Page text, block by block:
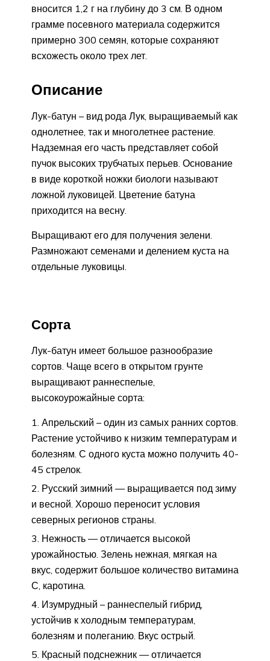
вносится 1,2 г на глубину до 3 см. В одном
грамме посевного материала содержится
примерно 300 семян, которые сохраняют
всхожесть около трех лет.
Описание
Лук-батун – вид рода Лук, выращиваемый как
однолетнее, так и многолетнее растение.
Надземная его часть представляет собой
пучок высоких трубчатых перьев. Основание
в виде короткой ножки биологи называют
ложной луковицей. Цветение батуна
приходится на весну.
Выращивают его для получения зелени.
Размножают семенами и делением куста на
отдельные луковицы.
Сорта
Лук-батун имеет большое разнообразие
сортов. Чаще всего в открытом грунте
выращивают раннеспелые,
высокоурожайные сорта:
Апрельский – один из самых ранних сортов.
Растение устойчиво к низким температурам и
болезням. С одного куста можно получить 40-
45 стрелок.
Русский зимний — выращивается под зиму
и весной. Хорошо переносит условия
северных регионов страны.
Нежность — отличается высокой
урожайностью. Зелень нежная, мягкая на
вкус, содержит большое количество витамина
С, каротина.
Изумрудный – раннеспелый гибрид,
устойчив к холодным температурам,
болезням и полеганию. Вкус острый.
Красный подснежник — отличается